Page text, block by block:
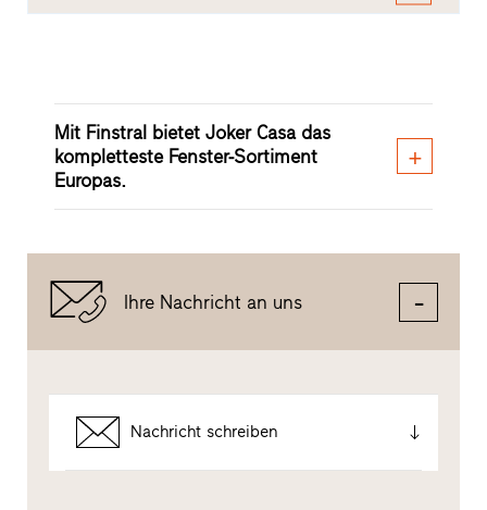
Mit Finstral bietet Joker Casa das
kompletteste Fenster-Sortiment
Europas.
Ihre Nachricht an uns
Nachricht schreiben